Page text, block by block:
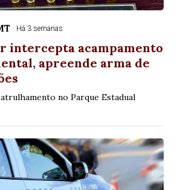
Há 3 semanas
intercepta acampamento
apreende arma de
no Parque Estadual